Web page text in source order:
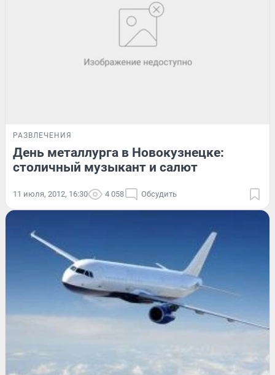
РАЗВЛЕЧЕНИЯ
День металлурга в Новокузнецке:
столичный музыкант и салют
11 июля, 2012, 16:30 4 058 Обсудить